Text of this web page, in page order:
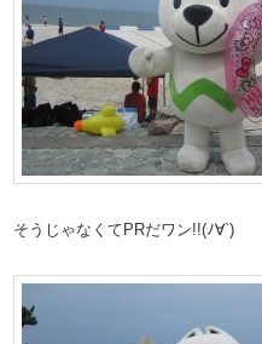
そうじゃなくてPRだワン!!(ﾉ∀`)